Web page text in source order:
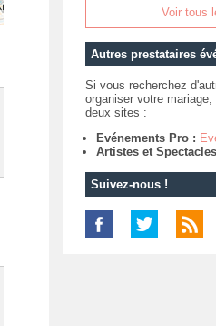
Voir tous
Autres prestataires
Si vous recherchez
organiser votre
deux sites :
Evénements Pro :
Artistes et
Suivez-nous !